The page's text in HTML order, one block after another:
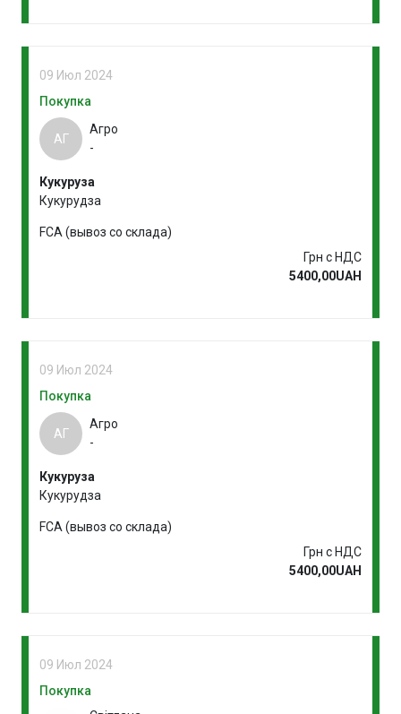
09 Июл 2024
Покупка
АГ
Агро
-
Кукуруза
Кукурудза
FCA (вывоз со склада)
Грн с НДС
5400,00UAH
09 Июл 2024
Покупка
АГ
Агро
-
Кукуруза
Кукурудза
FCA (вывоз со склада)
Грн с НДС
5400,00UAH
09 Июл 2024
Покупка